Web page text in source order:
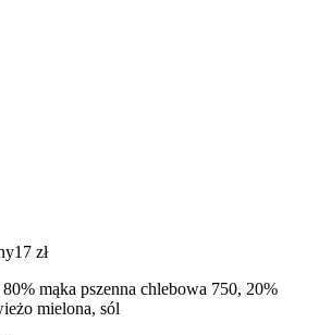
17 zł
mąka pszenna chlebowa 750, 20%
mielona, sól